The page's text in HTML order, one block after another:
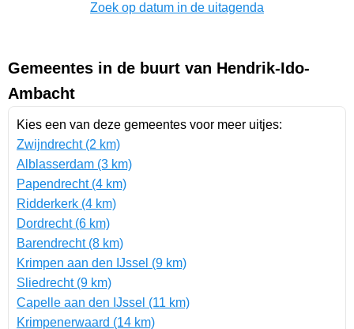
Zoek op datum in de uitagenda
Gemeentes in de buurt van Hendrik-Ido-
Ambacht
Kies een van deze gemeentes voor meer uitjes:
Zwijndrecht (2 km)
Alblasserdam (3 km)
Papendrecht (4 km)
Ridderkerk (4 km)
Dordrecht (6 km)
Barendrecht (8 km)
Krimpen aan den IJssel (9 km)
Sliedrecht (9 km)
Capelle aan den IJssel (11 km)
Krimpenerwaard (14 km)